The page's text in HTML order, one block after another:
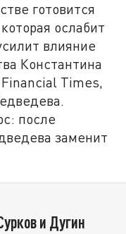
готовится
ослабит
влияние
Константина
Times,
после
заменит
и Дугин